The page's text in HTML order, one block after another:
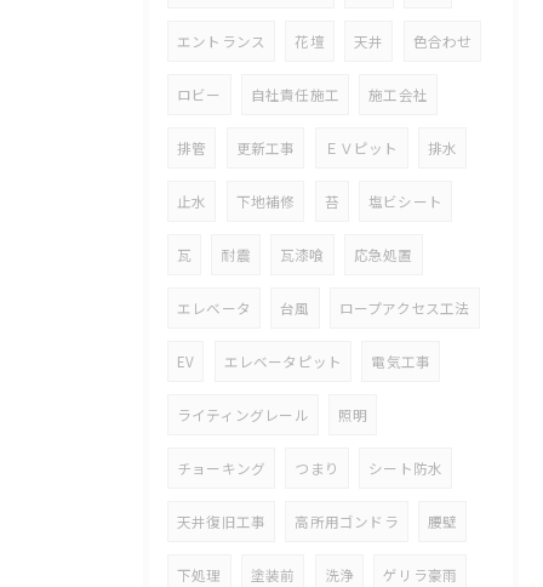
エントランス 花壇 天井 色合わせ
ロビー 自社責任施工 施工会社
排管 更新工事 ＥＶピット 排水
止水 下地補修 苔 塩ビシート
瓦 耐震 瓦漆喰 応急処置
エレベータ 台風 ロープアクセス工法
EV エレベータピット 電気工事
ライティングレール 照明
チョーキング つまり シート防水
天井復旧工事 高所用ゴンドラ 腰壁
下処理 塗装前 洗浄 ゲリラ豪雨